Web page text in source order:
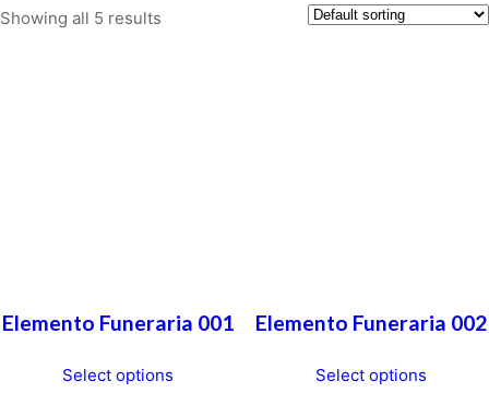
Showing all 5 results
Elemento Funeraria 001
Select options
Elemento Funeraria 002
Select options